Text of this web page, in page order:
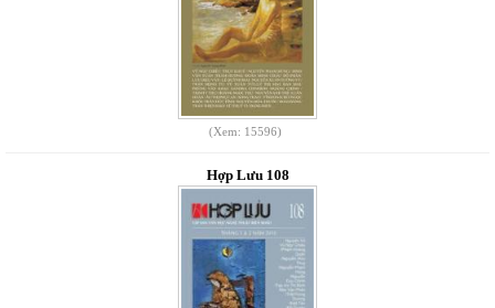
(Xem: 15596)
Hợp Lưu 108